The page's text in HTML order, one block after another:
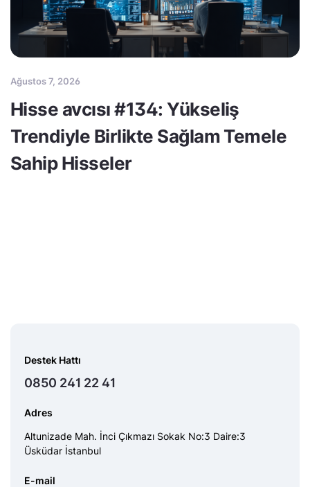
Ağustos 7, 2026
Hisse avcısı #134: Yükseliş
Trendiyle Birlikte Sağlam Temele
Sahip Hisseler
Destek Hattı
0850 241 22 41
Adres
Altunizade Mah. İnci Çıkmazı Sokak No:3 Daire:3
Üsküdar İstanbul
E-mail